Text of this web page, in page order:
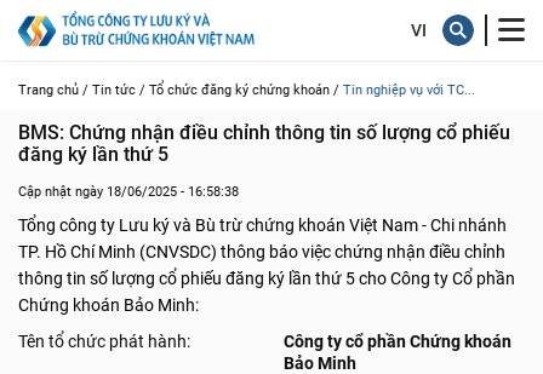
Trang chủ / Tin tức / Tổ chức đăng ký chứng khoán / Tin nghiệp vụ với TC...
BMS: Chứng nhận điều chỉnh thông tin số lượng cổ phiếu
đăng ký lần thứ 5
Cập nhật ngày 18/06/2025 - 16:58:38
Tổng công ty Lưu ký và Bù trừ chứng khoán Việt Nam - Chi nhánh
TP. Hồ Chí Minh (CNVSDC) thông báo việc chứng nhận điều chỉnh
thông tin số lượng cổ phiếu đăng ký lần thứ 5 cho Công ty Cổ phần
Chứng khoán Bảo Minh:
Tên tổ chức phát hành:
Công ty cổ phần Chứng khoán
Bảo Minh